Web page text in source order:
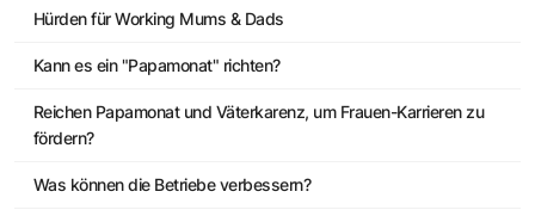
Hürden für Working Mums & Dads
Kann es ein "Papamonat" richten?
Reichen Papamonat und Väterkarenz, um Frauen-Karrieren zu
fördern?
Was können die Betriebe verbessern?